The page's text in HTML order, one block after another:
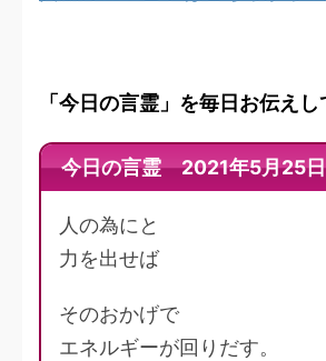
「今日の言霊」を毎日お伝えし
今日の言霊 2021年5月25日
人の為にと
力を出せば
そのおかげで
エネルギーが回りだす。